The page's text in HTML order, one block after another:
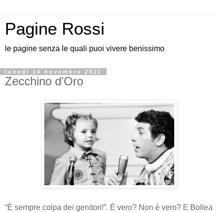
Pagine Rossi
le pagine senza le quali puoi vivere benissimo
lunedì 14 novembre 2011
Zecchino d'Oro
“È sempre colpa dei genitori!”. È vero? Non è vero? E Bollea